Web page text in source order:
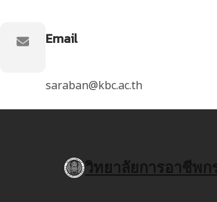
Email
saraban@kbc.ac.th
วิทยาลัยการอาชีพก